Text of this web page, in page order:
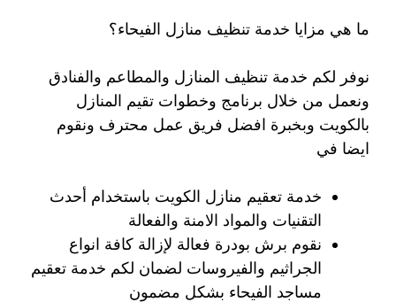
ما هي مزايا خدمة تنظيف منازل الفيحاء؟
نوفر لكم خدمة تنظيف المنازل والمطاعم والفنادق
ونعمل من خلال برنامج وخطوات تقيم المنازل
بالكويت وبخبرة افضل فريق عمل محترف ونقوم
ايضا في
خدمة تعقيم منازل الكويت باستخدام أحدث
التقنيات والمواد الامنة والفعالة
نقوم برش بودرة فعالة لإزالة كافة انواع
الجراثيم والفيروسات لضمان لكم خدمة تعقيم
مساجد الفيحاء بشكل مضمون